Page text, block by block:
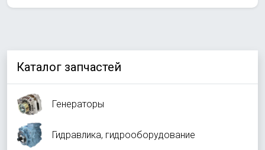
Каталог запчастей
Генераторы
Гидравлика, гидрооборудование